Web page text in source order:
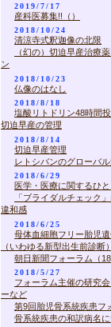
2019/7/17
産科医募集!!（）
2018/10/24
清涼寺式釈迦像の北限
（幻の）切迫早産治療
ン
2018/10/23
仏像のはなし
2018/8/18
塩酸リトドリン48時間
切迫早産の管理
2018/8/14
切迫早産管理
レトシバンのグローバ
2018/6/29
医学・医療に関するひと
「ブライダルチェック
違和感
2018/6/25
母体血細胞フリー胎児
（いわゆる新型出生前診断
朝日新聞フォーラム（
2018/5/27
フォーラム主催の研究
ーなど
第9回胎児骨系統疾患フ
骨系統疾患の和訳病名